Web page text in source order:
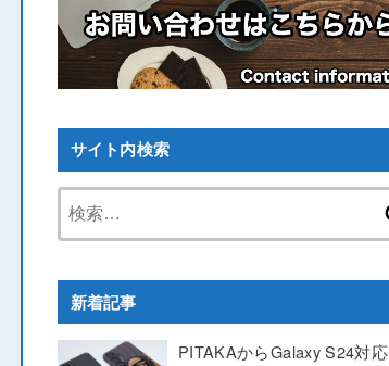
サイト内検索
新着記事
PITAKAからGalaxy S24対応